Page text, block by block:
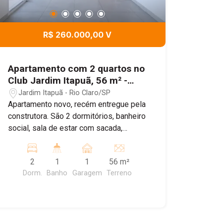
R$ 260.000,00 V
Apartamento com 2 quartos no
Club Jardim Itapuã, 56 m² -
Jardim Itapuã, Rio Claro/SP
Jardim Itapuã - Rio Claro/SP
Apartamento novo, recém entregue pela
construtora. São 2 dormitórios, banheiro
social, sala de estar com sacada,
planejado), área de serviço. 01 vaga de
garagem Condominio oferece piscina,
salão de festas, playground, quiosque
2
Dorm.
1
Banho
1
Garagem
56 m²
Terreno